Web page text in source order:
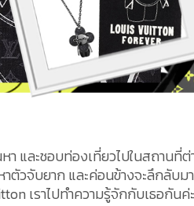
และชอบท่องเที่ยวไปในสถานที่ต่
ตัวจับยาก และค่อนข้างจะลึกลับม
เราไปทำความรู้จักกับเธอกันค่ะ